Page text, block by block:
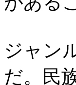
ジャン
だ。民